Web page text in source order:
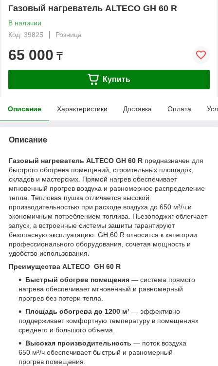
Газовый нагреватель ALTECO GH 60 R
В наличии
Код: 39825
Розница
65 000 ₸
Купить
Описание Характеристики Доставка Оплата
Описание
Газовый нагреватель ALTECO GH 60 R предназначен для
быстрого обогрева помещений, строительных площадок,
складов и мастерских. Прямой нагрев обеспечивает
мгновенный прогрев воздуха и равномерное распределение
тепла. Тепловая пушка отличается высокой
производительностью при расходе воздуха до 650 м³/ч и
экономичным потреблением топлива. Пьезоподжиг облегчает
запуск, а встроенные системы защиты гарантируют
безопасную эксплуатацию. GH 60 R относится к категории
профессионального оборудования, сочетая мощность и
удобство использования.
Преимущества ALTECO GH 60 R
Быстрый обогрев помещения — система прямого
нагрева обеспечивает мгновенный и равномерный
прогрев без потери тепла.
Площадь обогрева до 1200 м³ — эффективно
поддерживает комфортную температуру в помещениях
среднего и большого объема.
Высокая производительность — поток воздуха
650 м³/ч обеспечивает быстрый и равномерный
прогрев помещения.